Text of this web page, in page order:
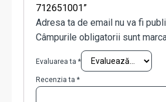
712651001”
Adresa ta de email nu va fi
Câmpurile obligatorii sunt
Evaluarea ta *
Recenzia ta *